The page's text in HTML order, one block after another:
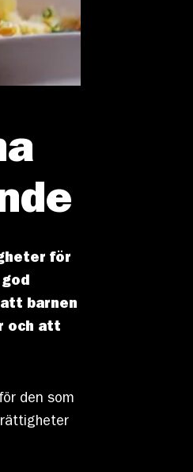
för
barnen
och att
den som